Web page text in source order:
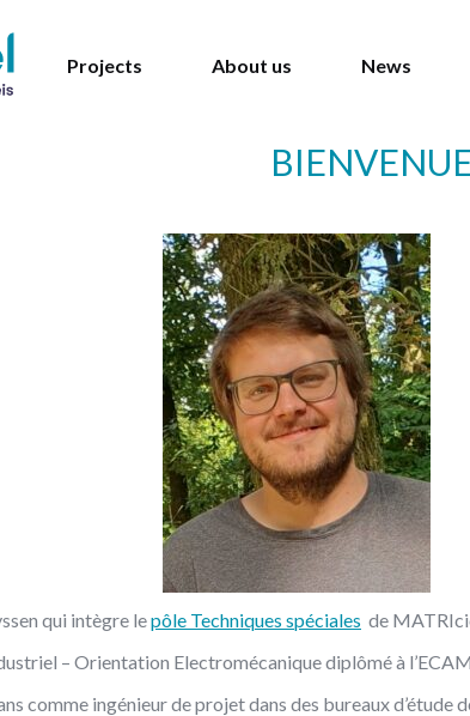
Projects About us News
qui intègre lepôle Techniques spéciales de
– Orientation Electromécanique diplômé à
comme ingénieur de projet dans des bureaux d’étude